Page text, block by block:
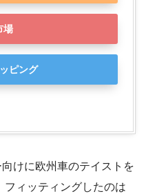
場
ピング
けに欧州車のテイストを
ィッティングしたのは